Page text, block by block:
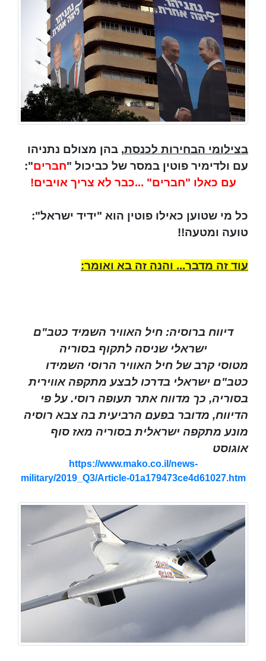
בצילומי הבחירות לכנסת, בהן מצולם נתניהו
עם ולדימיר פוטין במסר של כביכול "חברים":
עם כאלו "חברים" ...כבר לא צריך אויבים!
כל מי שטוען כאילו פוטין הוא "ידיד ישראל":
טועה ומטעה!!
עוד זה מדבר... והנה זה בא ואומר:
דיווח ברוסיה: חיל האוויר השמיד כטב"ם
ישראלי שניסה לתקוף בסוריה
מטוסי קרב של חיל האוויר הרוסי השמידו
כטב"ם ישראלי בדרכו לבצע מתקפה אווירית
בסוריה, כך מדווח אתר תעופה רוסי. על פי
הדיווח, מדובר בפעם הרביעית בה צבא רוסיה
מונע מתקפה ישראלית בסוריה מאז סוף
אוגוסט
https://www.mako.co.il/news-
military/2019_Q3/Article-01a179473ce4d61027.htm